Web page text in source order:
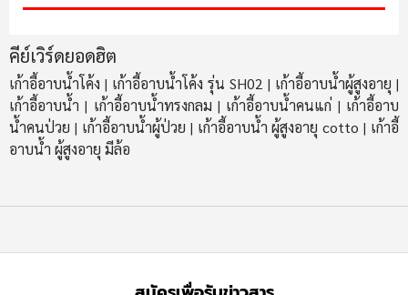
คีย์เวิร์ดยอดฮิต
เก้าอี้อาบน้ำโค้ง | เก้าอี้อาบน้ำโค้ง รุ่น SH02 | เก้าอี้อาบน้ำผู้สูงอายุ |
เก้าอี้อาบน้ำ | เก้าอี้อาบน้ำทรงกลม | เก้าอี้อาบน้ำคนแก่ | เก้าอี้อาบ
น้ำคนป่วย | เก้าอี้อาบน้ำผู้ป่วย | เก้าอี้อาบน้ํา ผู้สูงอายุ cotto | เก้าอี้
อาบน้ํา ผู้สูงอายุ มีล้อ